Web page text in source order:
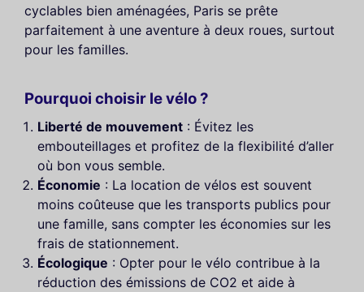
cyclables bien aménagées, Paris se prête
parfaitement à une aventure à deux roues, surtout
pour les familles.
Pourquoi choisir le vélo ?
Liberté de mouvement : Évitez les
embouteillages et profitez de la flexibilité d’aller
où bon vous semble.
Économie : La location de vélos est souvent
moins coûteuse que les transports publics pour
une famille, sans compter les économies sur les
frais de stationnement.
Écologique : Opter pour le vélo contribue à la
réduction des émissions de CO2 et aide à